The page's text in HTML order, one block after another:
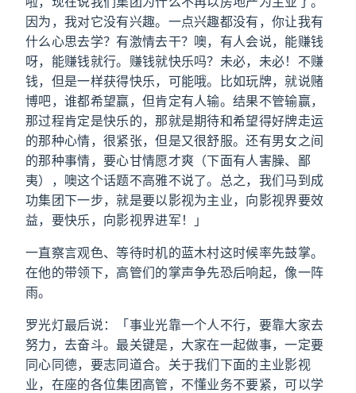
因为，我对它没有兴趣。一点兴趣都没有，你让我有
什么心思去学？有激情去干？噢，有人会说，能赚钱
呀，能赚钱就行。赚钱就快乐吗？未必，未必！不赚
钱，但是一样获得快乐，可能哦。比如玩牌，就说赌
博吧，谁都希望赢，但肯定有人输。结果不管输赢，
那过程肯定是快乐的，那就是期待和希望得好牌走运
的那种心情，很紧张，但是又很舒服。还有男女之间
的那种事情，要心甘情愿才爽（下面有人害臊、鄙
夷），噢这个话题不高雅不说了。总之，我们马到成
功集团下一步，就是要以影视为主业，向影视界要效
益，要快乐，向影视界进军！」
一直察言观色、等待时机的蓝木村这时候率先鼓掌。
在他的带领下，高管们的掌声争先恐后响起，像一阵
雨。
罗光灯最后说：「事业光靠一个人不行，要靠大家去
努力，去奋斗。最关键是，大家在一起做事，一定要
同心同德，要志同道合。关于我们下面的主业影视
业，在座的各位集团高管，不懂业务不要紧，可以学